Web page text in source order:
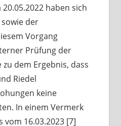
haben sich
der
Vorgang
Prüfung der
zu dem Ergebnis, dass
Riedel
keine
In einem Vermerk
vom 16.03.2023 [7]